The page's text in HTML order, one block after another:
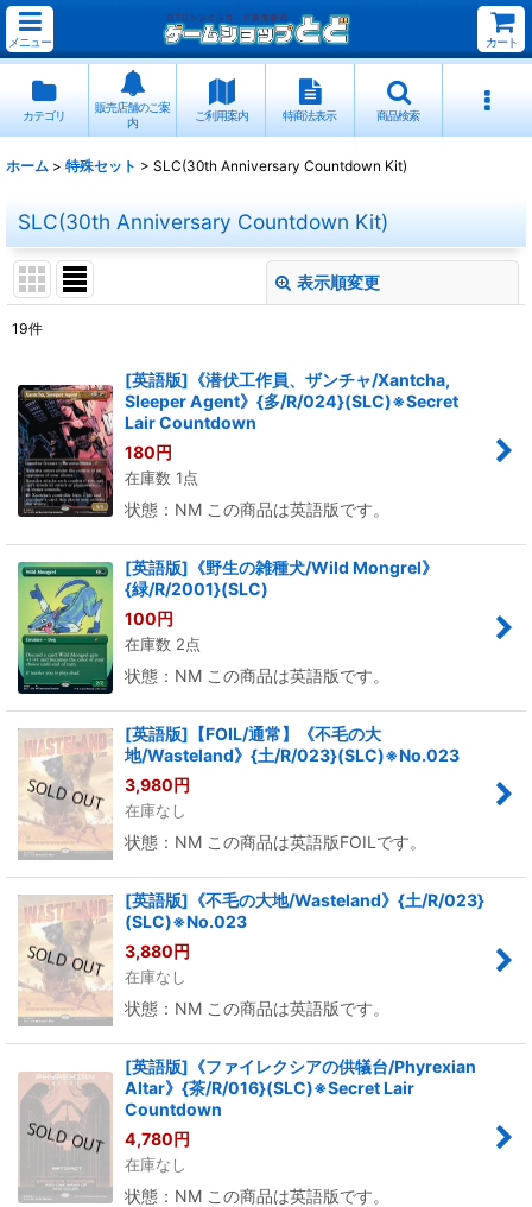
メニュー カート
カテゴリ
販売店舗のご案
内
ご利用案内 特商法表示 商品検索
ホーム > 特殊セット > SLC(30th Anniversary Countdown Kit)
SLC(30th Anniversary Countdown Kit)
表示順変更
並び順:
19件
[英語版]《潜伏工作員、ザンチャ/Xantcha,
Sleeper Agent》{多/R/024}(SLC)※Secret
Lair Countdown
180円
在庫数 1点
状態：NM この商品は英語版です。
[英語版]《野生の雑種犬/Wild Mongrel》
{緑/R/2001}(SLC)
100円
在庫数 2点
状態：NM この商品は英語版です。
[英語版]【FOIL/通常】《不毛の大
地/Wasteland》{土/R/023}(SLC)※No.023
3,980円
在庫なし
状態：NM この商品は英語版FOILです。
[英語版]《不毛の大地/Wasteland》{土/R/023}
(SLC)※No.023
3,880円
在庫なし
状態：NM この商品は英語版です。
[英語版]《ファイレクシアの供犠台/Phyrexian
Altar》{茶/R/016}(SLC)※Secret Lair
Countdown
4,780円
在庫なし
状態：NM この商品は英語版です。